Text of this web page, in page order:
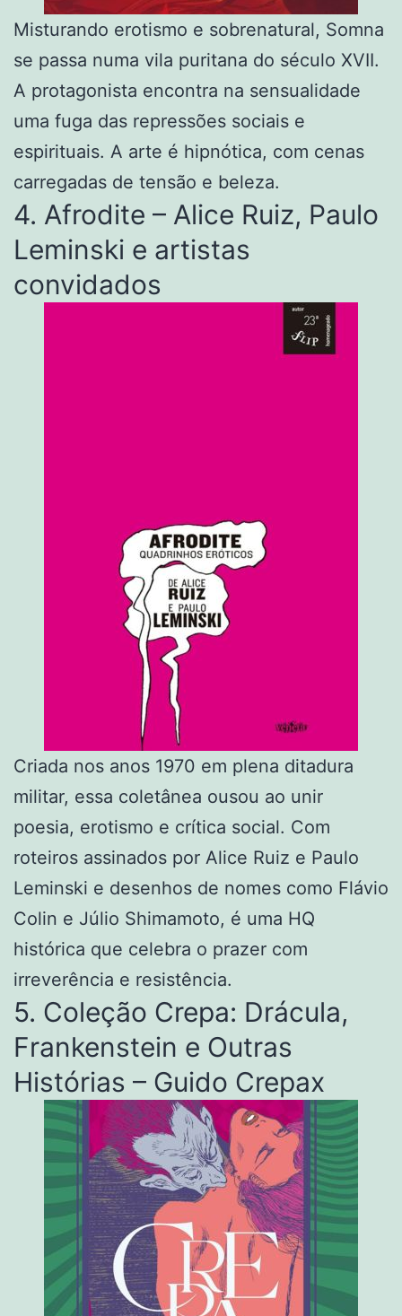
Misturando erotismo e sobrenatural, Somna
se passa numa vila puritana do século XVII.
A protagonista encontra na sensualidade
uma fuga das repressões sociais e
espirituais. A arte é hipnótica, com cenas
carregadas de tensão e beleza.
4. Afrodite – Alice Ruiz, Paulo
Leminski e artistas
convidados
Criada nos anos 1970 em plena ditadura
militar, essa coletânea ousou ao unir
poesia, erotismo e crítica social. Com
roteiros assinados por Alice Ruiz e Paulo
Leminski e desenhos de nomes como Flávio
Colin e Júlio Shimamoto, é uma HQ
histórica que celebra o prazer com
irreverência e resistência.
5. Coleção Crepa: Drácula,
Frankenstein e Outras
Histórias – Guido Crepax